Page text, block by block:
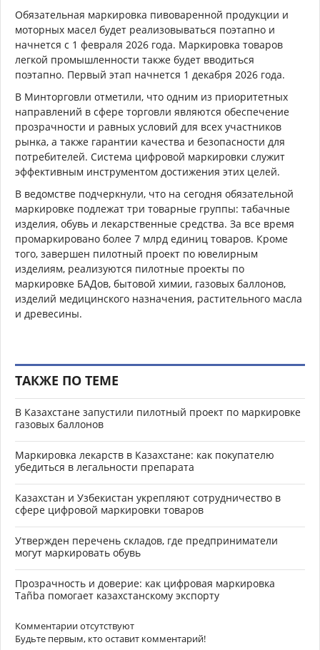
Обязательная маркировка пивоваренной продукции и
моторных масел будет реализовываться поэтапно и
начнется с 1 февраля 2026 года. Маркировка товаров
легкой промышленности также будет вводиться
поэтапно. Первый этап начнется 1 декабря 2026 года.
В Минторговли отметили, что одним из приоритетных
направлений в сфере торговли являются обеспечение
прозрачности и равных условий для всех участников
рынка, а также гарантии качества и безопасности для
потребителей. Система цифровой маркировки служит
эффективным инструментом достижения этих целей.
В ведомстве подчеркнули, что на сегодня обязательной
маркировке подлежат три товарные группы: табачные
изделия, обувь и лекарственные средства. За все время
промаркировано более 7 млрд единиц товаров. Кроме
того, завершен пилотный проект по ювелирным
изделиям, реализуются пилотные проекты по
маркировке БАДов, бытовой химии, газовых баллонов,
изделий медицинского назначения, растительного масла
и древесины.
ТАКЖЕ ПО ТЕМЕ
В Казахстане запустили пилотный проект по маркировке
газовых баллонов
Маркировка лекарств в Казахстане: как покупателю
убедиться в легальности препарата
Казахстан и Узбекистан укрепляют сотрудничество в
сфере цифровой маркировки товаров
Утвержден перечень складов, где предприниматели
могут маркировать обувь
Прозрачность и доверие: как цифровая маркировка
Tañba помогает казахстанскому экспорту
Комментарии отсутствуют
Будьте первым, кто оставит комментарий!